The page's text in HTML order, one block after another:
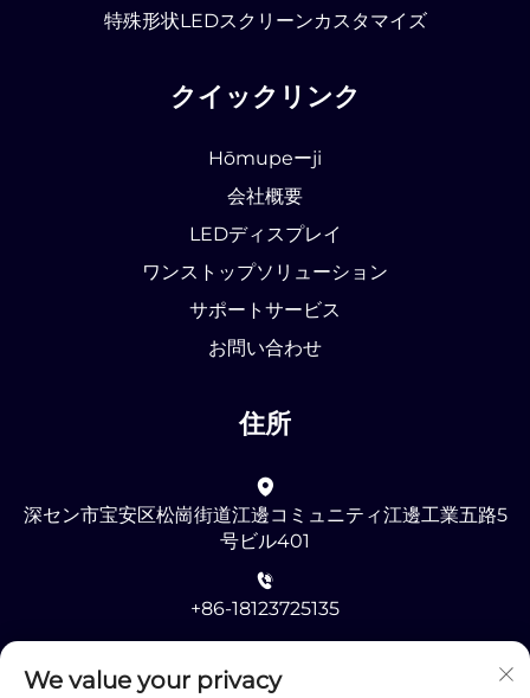
特殊形状LEDスクリーンカスタマイズ
クイックリンク
Hōmupeーji
会社概要
LEDディスプレイ
ワンストップソリューション
サポートサービス
お問い合わせ
住所
深セン市宝安区松崗街道江邊コミュニティ江邊工業五路5
号ビル401
+86-18123725135
[email protected]
We value your privacy